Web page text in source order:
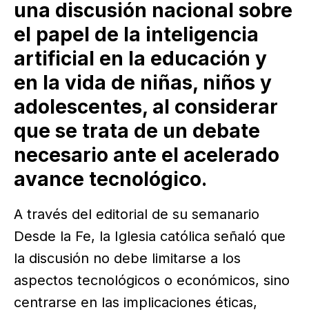
una discusión nacional sobre
el papel de la inteligencia
artificial en la educación y
en la vida de niñas, niños y
adolescentes, al considerar
que se trata de un debate
necesario ante el acelerado
avance tecnológico.
A través del editorial de su semanario
Desde la Fe, la Iglesia católica señaló que
la discusión no debe limitarse a los
aspectos tecnológicos o económicos, sino
centrarse en las implicaciones éticas,